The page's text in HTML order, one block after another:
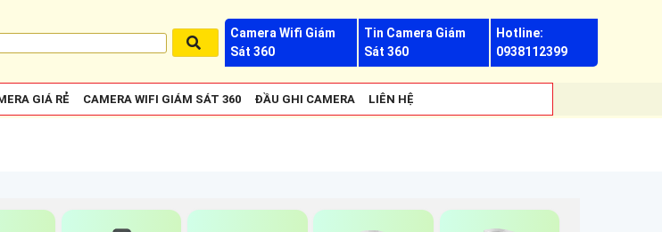
Camera Wifi Giám
Sát 360
Tin Camera Giám
Sát 360
Hotline:
0938112399
GIÁ RẺ CAMERA WIFI GIÁM SÁT 360 ĐẦU GHI CAMERA LIÊN HỆ